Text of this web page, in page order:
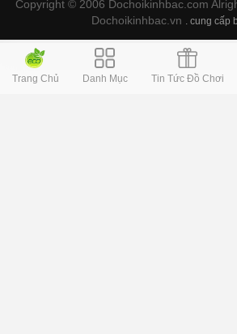
Copyright © 2006 Dochoikinhbac.com
Dochoikinhbac.vn . cung cấp
Trang Chủ Danh Mục Tin Tức Đồ Chơi